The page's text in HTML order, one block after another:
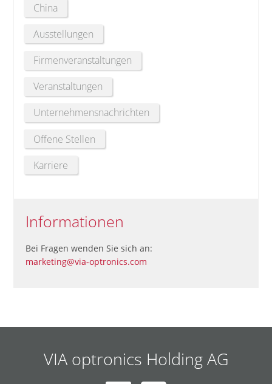
China
Ausstellungen
Firmenveranstaltungen
Veranstaltungen
Unternehmensnachrichten
Offene Stellen
Karriere
Informationen
Bei Fragen wenden Sie sich an:
marketing@via-optronics.com
VIA optronics Holding AG